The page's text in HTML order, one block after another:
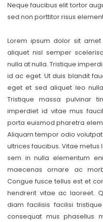
Neque faucibus elit tortor
sed non porttitor risus
Lorem ipsum dolor sit
aliquet nisl semper
nulla at nulla. Tristique
id ac eget. Ut duis blandit
eget et sed aliquet leo
Tristique massa pulvinar
imperdiet id vitae mus
porta euismod pharetra
Aliquam tempor odio
ultrices faucibus. Vitae
sem in nulla elementum
maecenas ornare ac
Congue fusce tellus est et
hendrerit vitae ac laoreet.
diam facilisis facilisi
consequat mus phasellus